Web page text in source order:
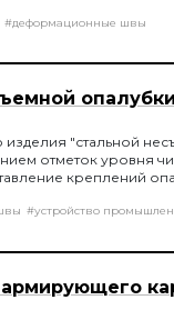
#деформационные швы
опалубки
изделия "стальной
отметок уровня
креплений
креплений
#устройство